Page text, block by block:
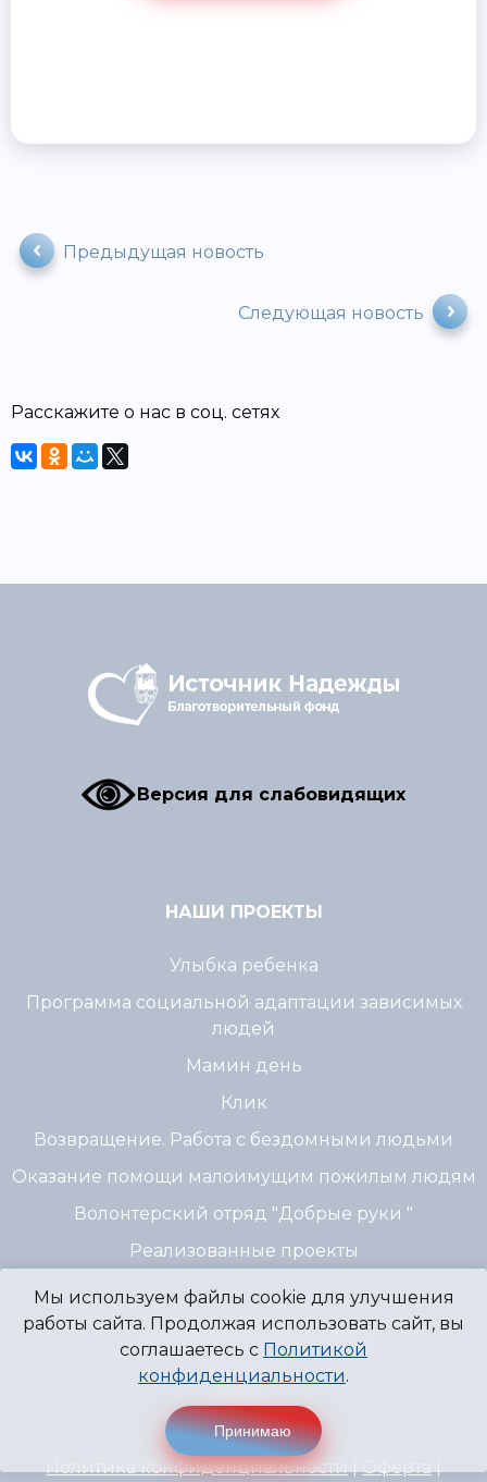
Предыдущая новость
Следующая новость
Расскажите о нас в соц. сетях
Версия для слабовидящих
НАШИ ПРОЕКТЫ
Улыбка ребенка
Программа социальной адаптации зависимых
людей
Мамин день
Клик
Возвращение. Работа с бездомными людьми
Оказание помощи малоимущим пожилым людям
Волонтерский отряд "Добрые руки "
Реализованные проекты
© 2007 - 2026 Благотворительный Фонд
"Источник Надежды" г. Пермь
Политика конфиденциальности | Оферта |
Мы используем файлы cookie для улучшения
работы сайта. Продолжая использовать сайт, вы
соглашаетесь с Политикой
конфиденциальности.
Принимаю